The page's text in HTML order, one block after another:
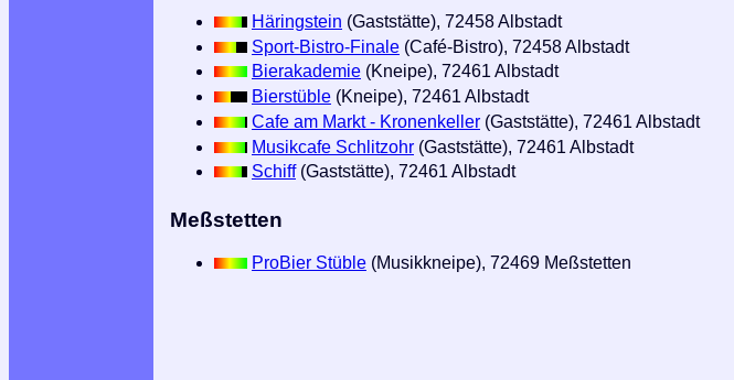
Häringstein (Gaststätte), 72458 Albstadt
Sport-Bistro-Finale (Café-Bistro), 72458 Albstadt
Bierakademie (Kneipe), 72461 Albstadt
Bierstüble (Kneipe), 72461 Albstadt
Cafe am Markt - Kronenkeller (Gaststätte), 72461 Albstadt
Musikcafe Schlitzohr (Gaststätte), 72461 Albstadt
Schiff(Gaststätte), 72461 Albstadt
Meßstetten
ProBier Stüble (Musikkneipe), 72469 Meßstetten